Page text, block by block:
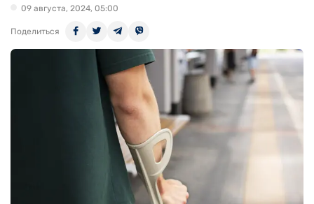
09 августа, 2024, 05:00
Поделиться